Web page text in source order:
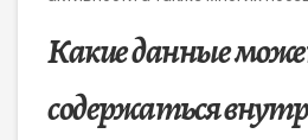
Какие данные
содержаться